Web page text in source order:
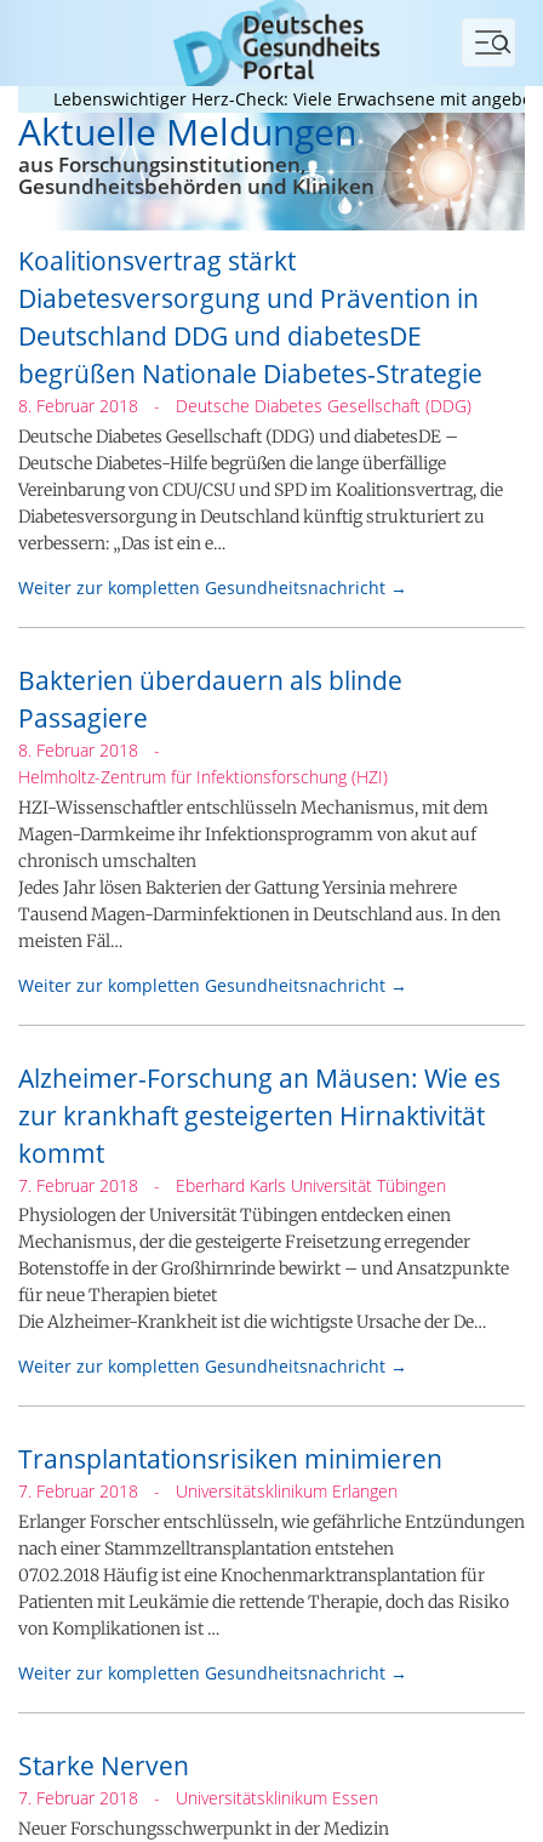
Menü
Lebenswichtiger Herz-Check: Viele Erwachsene mit
Aktuelle Meldungen
aus Forschungs­institutionen,
Gesundheits­behörden und Kliniken
Koalitionsvertrag stärkt
Diabetesversorgung und Prävention in
Deutschland DDG und diabetesDE
begrüßen Nationale Diabetes-Strategie
8. Februar 2018 - Deutsche Diabetes Gesellschaft (DDG)
Deutsche Diabetes Gesellschaft (DDG) und diabetesDE –
Deutsche Diabetes-Hilfe begrüßen die lange überfällige
Vereinbarung von CDU/CSU und SPD im Koalitionsvertrag, die
Diabetesversorgung in Deutschland künftig strukturiert zu
verbessern: „Das ist ein e…
Weiter zur kompletten Gesundheitsnachricht →
Bakterien überdauern als blinde
Passagiere
8. Februar 2018
-
Helmholtz-Zentrum für Infektionsforschung (HZI)
HZI-Wissenschaftler entschlüsseln Mechanismus, mit dem
Magen-Darmkeime ihr Infektionsprogramm von akut auf
chronisch umschalten
Jedes Jahr lösen Bakterien der Gattung Yersinia mehrere
Tausend Magen-Darminfektionen in Deutschland aus. In den
meisten Fäl…
Weiter zur kompletten Gesundheitsnachricht →
Alzheimer-Forschung an Mäusen: Wie es
zur krankhaft gesteigerten Hirnaktivität
kommt
7. Februar 2018 - Eberhard Karls Universität Tübingen
Physiologen der Universität Tübingen entdecken einen
Mechanismus, der die gesteigerte Freisetzung erregender
Botenstoffe in der Großhirnrinde bewirkt – und Ansatzpunkte
für neue Therapien bietet
Die Alzheimer-Krankheit ist die wichtigste Ursache der De…
Weiter zur kompletten Gesundheitsnachricht →
Transplantationsrisiken minimieren
7. Februar 2018 - Universitätsklinikum Erlangen
Erlanger Forscher entschlüsseln, wie gefährliche Entzündungen
nach einer Stammzelltransplantation entstehen
07.02.2018 Häufig ist eine Knochenmarktransplantation für
Patienten mit Leukämie die rettende Therapie, doch das Risiko
von Komplikationen ist …
Weiter zur kompletten Gesundheitsnachricht →
Starke Nerven
7. Februar 2018 - Universitätsklinikum Essen
Neuer Forschungsschwerpunkt in der Medizin